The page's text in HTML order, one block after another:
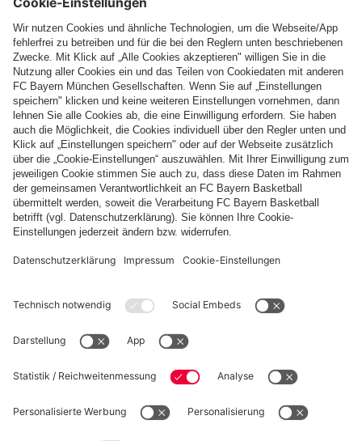
Folge uns
Zahlung & Lieferung
FC Bayern Store App
WIDERRUF
Datenschutz
Cookie Details